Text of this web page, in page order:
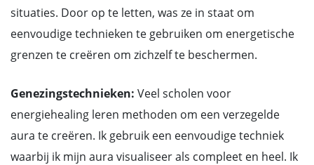
situaties. Door op te letten, was ze in staat om
eenvoudige technieken te gebruiken om energetische
grenzen te creëren om zichzelf te beschermen.
Genezingstechnieken: Veel scholen voor
energiehealing leren methoden om een verzegelde
aura te creëren. Ik gebruik een eenvoudige techniek
waarbij ik mijn aura visualiseer als compleet en heel. Ik